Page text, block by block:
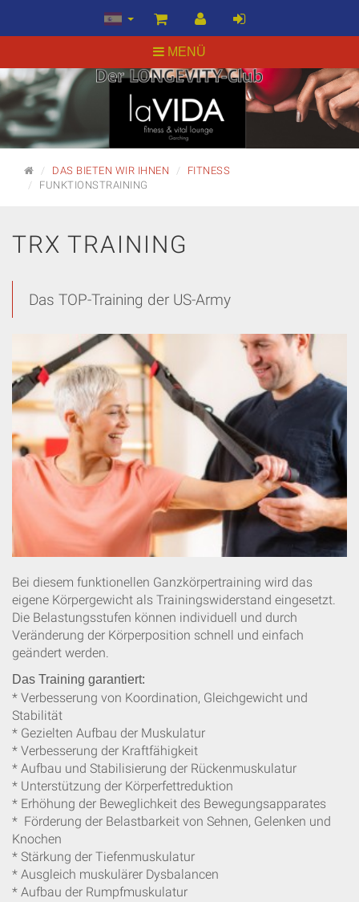
MENÜ
STARTSEITE
DAS BIETEN WIR IHNEN
FITNESS
FUNKTIONSTRAINING
TRX TRAINING
Das TOP-Training der US-Army
Bei diesem funktionellen Ganzkörpertraining wird das
eigene Körpergewicht als Trainingswiderstand eingesetzt.
Die Belastungsstufen können individuell und durch
Veränderung der Körperposition schnell und einfach
geändert werden.
Das Training garantiert:
* Verbesserung von Koordination, Gleichgewicht und
Stabilität
* Gezielten Aufbau der Muskulatur
* Verbesserung der Kraftfähigkeit
* Aufbau und Stabilisierung der Rückenmuskulatur
* Unterstützung der Körperfettreduktion
* Erhöhung der Beweglichkeit des Bewegungsapparates
* Förderung der Belastbarkeit von Sehnen, Gelenken und
Knochen
* Stärkung der Tiefenmuskulatur
* Ausgleich muskulärer Dysbalancen
* Aufbau der Rumpfmuskulatur